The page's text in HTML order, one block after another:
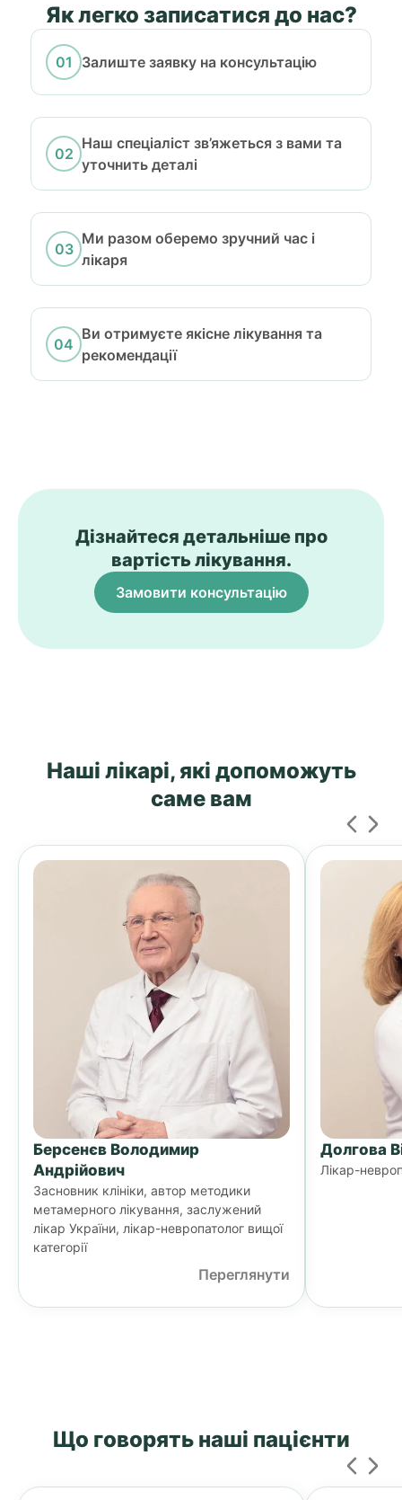
Як легко записатися до нас?
Залиште заявку на консультацію
Наш спеціаліст зв’яжеться з вами та
уточнить деталі
Ми разом оберемо зручний час і
лікаря
Ви отримуєте якісне лікування та
рекомендації
Дізнайтеся детальніше про
вартість лікування.
Замовити консультацію
Наші лікарі, які допоможуть
саме вам
Берсенєв Володимир
Андрійович
Засновник клініки, автор методики
метамерного лікування, заслужений
лікар України, лікар-невропатолог вищої
категорії
Переглянути
Долгова
Лікар-
Що говорять наші пацієнти